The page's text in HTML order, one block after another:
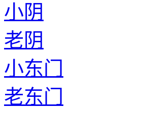
小阴
老阴
小东门
老东门